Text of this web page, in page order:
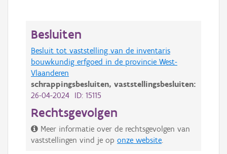
Besluiten
Besluit tot vaststelling van de inventaris
bouwkundig erfgoed in de provincie West-
Vlaanderen
schrappingsbesluiten, vaststellingsbesluiten:
26-04-2024 ID: 15115
Rechtsgevolgen
Meer informatie over de rechtsgevolgen van
vaststellingen vind je op onze website